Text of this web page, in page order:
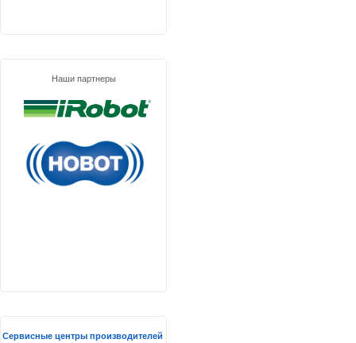
Наши партнеры
Сервисные центры производителей